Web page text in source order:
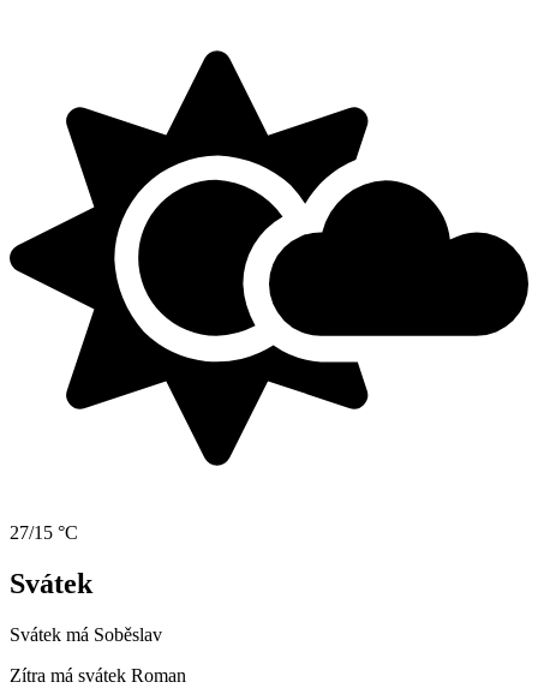
27/15 °C
Svátek
Svátek má Soběslav
Zítra má svátek Roman